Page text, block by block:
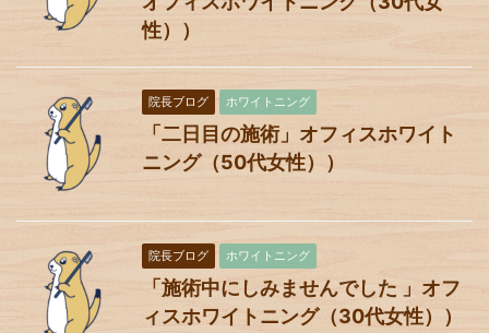
性））
院長ブログ ホワイトニング
「二日目の施術」オフィスホワイト
ニング（50代女性））
院長ブログ ホワイトニング
「施術中にしみませんでした 」オフ
ィスホワイトニング（30代女性））